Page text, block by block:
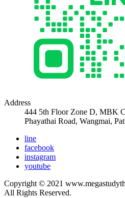
Address
444 5th Floor Zone D, MBK
Phayathai Road, Wangmai,
line
facebook
instagram
youtube
Copyright © 2021
All Rights Reserved.